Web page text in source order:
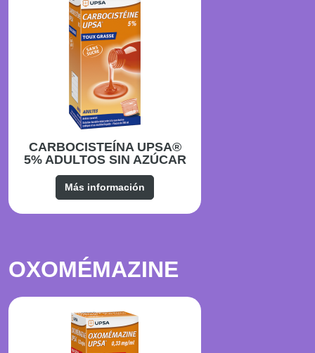
CARBOCISTEÍNA UPSA®
5% ADULTOS SIN AZÚCAR
Más información
OXOMÉMAZINE